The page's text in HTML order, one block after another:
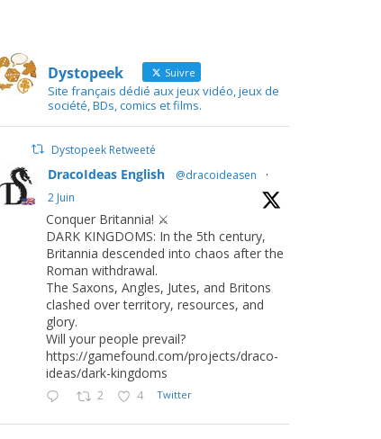
Dystopeek Suivre
Site français dédié aux jeux vidéo, jeux de
société, BDs, comics et films.
Dystopeek Retweeté
DracoIdeas English @dracoideasen
·
2 Juin
Conquer Britannia! ⚔️
DARK KINGDOMS: In the 5th century,
Britannia descended into chaos after the
Roman withdrawal.
The Saxons, Angles, Jutes, and Britons
clashed over territory, resources, and
glory.
Will your people prevail?
https://gamefound.com/projects/draco-
ideas/dark-kingdoms
2 4 Twitter